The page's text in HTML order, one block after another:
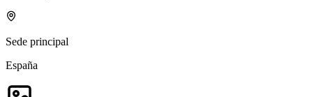
Sede principal
España